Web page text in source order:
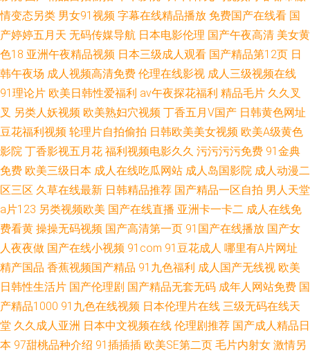
情变态另类 男女91视频 字幕在线精品播放 免费国产在线看 国
产婷婷五月天 无码传媒导航 日本电影伦理 国产午夜高清 美女黄
色18 亚洲午夜精品视频 日本三级成人观看 国产精品第12页 日
韩午夜场 成人视频高清免费 伦理在线影视 成人三级视频在线
91理论片 欧美日韩性爱福利 av午夜探花福利 精品毛片 久久叉
叉 另类人妖视频 欧美熟妇穴视频 丁香五月V国产 日韩黄色网址
豆花福利视频 轮理片自拍偷拍 日韩欧美美女视频 欧美A级黄色
影院 丁香影视五月花 福利视频电影久久 污污污污免费 91金典
免费 欧美三级日本 成人在线吃瓜网站 成人岛国影院 成人动漫二
区三区 久草在线最新 日韩精品推荐 国产精品一区自拍 男人天堂
a片123 另类视频欧美 国产在线直播 亚洲卡一卡二 成人在线免
费看黄 操操无码视频 国产高清第一页 91国产在线播放 国产女
人夜夜做 国产在线小视频 91com 91豆花成人 哪里有A片网址
精产国品 香蕉视频国产精品 91九色福利 成人国产无线视 欧美
日韩性生活片 国产伦理剧 国产精品无套无码 成年人网站免费 国
产精品1000 91九色在线视频 日本伦理片在线 三级无码在线天
堂 久久成人亚洲 日本中文视频在线 伦理剧推荐 国产成人精品日
本 97甜桃品种介绍 91插插插 欧美SE第二页 毛片内射女 激情另